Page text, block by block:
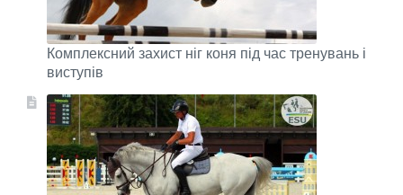
Комплексний захист ніг коня під час тренувань і
виступів